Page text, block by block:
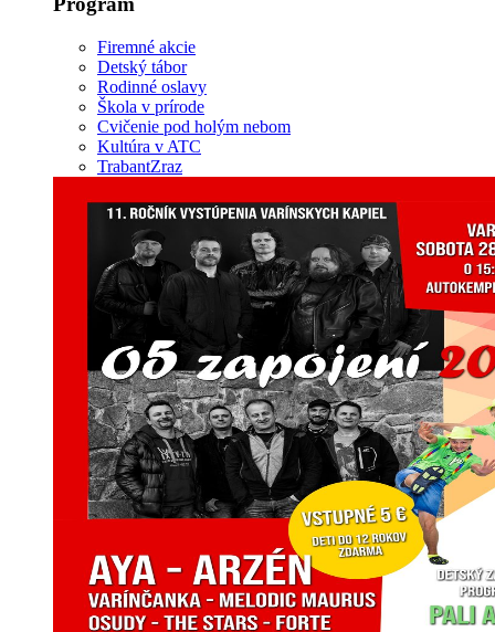
Firemné akcie
Detský tábor
Rodinné oslavy
Škola v prírode
Cvičenie pod holým nebom
Kultúra v ATC
TrabantZraz